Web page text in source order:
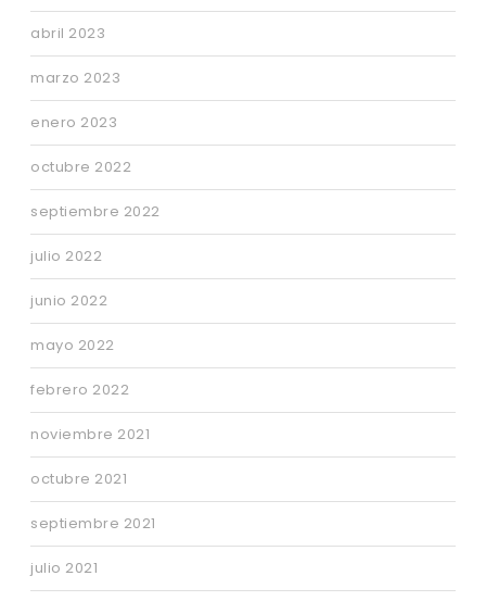
abril 2023
marzo 2023
enero 2023
octubre 2022
septiembre 2022
julio 2022
junio 2022
mayo 2022
febrero 2022
noviembre 2021
octubre 2021
septiembre 2021
julio 2021